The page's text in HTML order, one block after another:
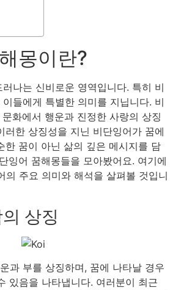
몽이란?
나는 신비로운 영역입니다. 특히 비
들에게 특별한 의미를 지닙니다. 비
문화에서 행운과 진정한 사랑의 상징
러한 상징성을 지닌 비단잉어가 꿈에
한 꿈이 아닌 삶의 깊은 메시지를 담
잉어 꿈해몽들을 모아봤어요. 여기에
의 주요 의미와 해석을 살펴볼 것입니
상징
과 부를 상징하며, 꿈에 나타날 경우
있음을 나타냅니다. 여러분이 최근